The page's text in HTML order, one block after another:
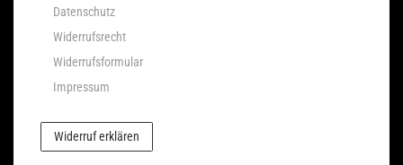
Datenschutz
Widerrufsrecht
Widerrufsformular
Impressum
Widerruf erklären